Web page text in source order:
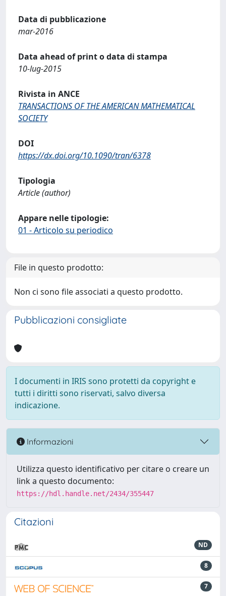
Data di pubblicazione
mar-2016
Data ahead of print o data di stampa
10-lug-2015
Rivista in ANCE
TRANSACTIONS OF THE AMERICAN MATHEMATICAL
SOCIETY
DOI
https://dx.doi.org/10.1090/tran/6378
Tipologia
Article (author)
Appare nelle tipologie:
01 - Articolo su periodico
File in questo prodotto:
Non ci sono file associati a questo prodotto.
Pubblicazioni consigliate
I documenti in IRIS sono protetti da copyright e
tutti i diritti sono riservati, salvo diversa
indicazione.
Informazioni
Utilizza questo identificativo per citare o creare un
link a questo documento:
https://hdl.handle.net/2434/355447
Citazioni
ND
8
7